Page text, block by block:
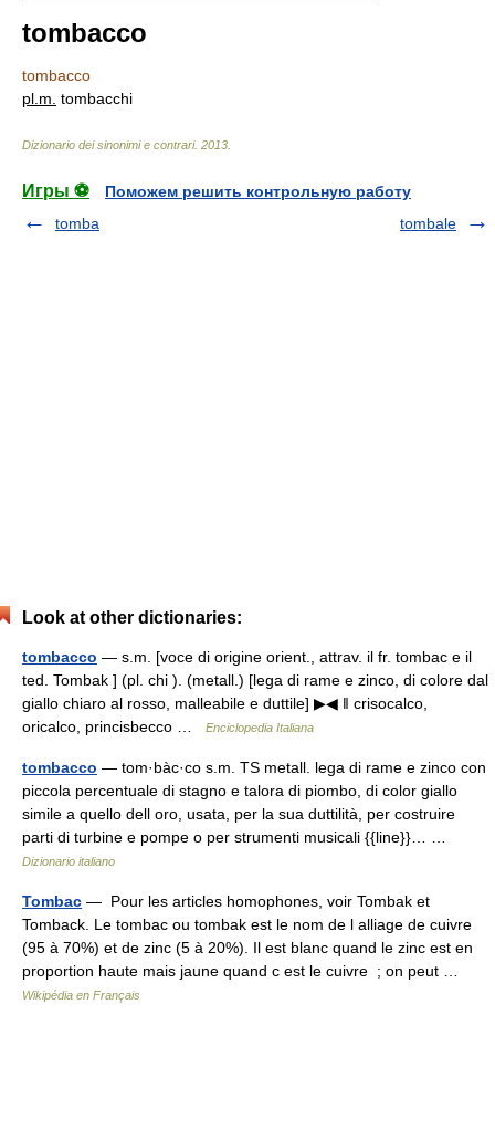
tombacco
tombacco
pl. m. tombacchi
Dizionario dei sinonimi e contrari. 2013
Игры ⚽
Поможем решить контрольную работу
tomba
tombale
Look at other dictionaries:
tombacco — s.m. [voce di origine orient., attrav. il fr. tombac e il
ted. Tombak ] (pl. chi ). (metall.) [lega di rame e zinco, di colore dal
giallo chiaro al rosso, malleabile e duttile] ▶◀ ‖ crisocalco,
oricalco, princisbecco …
Enciclopedia Italiana
tombacco — tom·bàc·co s.m. TS metall. lega di rame e zinco con
piccola percentuale di stagno e talora di piombo, di color giallo
simile a quello dell oro, usata, per la sua duttilità, per costruire
parti di turbine e pompe o per strumenti musicali {{line}}… …
Dizionario italiano
Tombac — Pour les articles homophones, voir Tombak et
Tomback. Le tombac ou tombak est le nom de l alliage de cuivre
(95 à 70%) et de zinc (5 à 20%). Il est blanc quand le zinc est en
proportion haute mais jaune quand c est le cuivre ; on peut …
Wikipédia en Français